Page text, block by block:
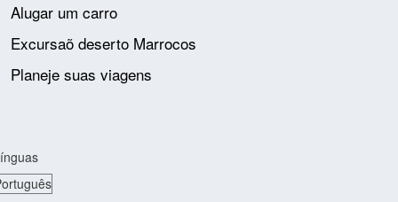
Alugar um carro
Excursaõ deserto Marrocos
Planeje suas viagens